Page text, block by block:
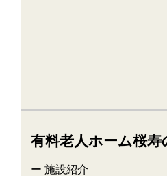
有料老人ホーム桜寿
施設紹介